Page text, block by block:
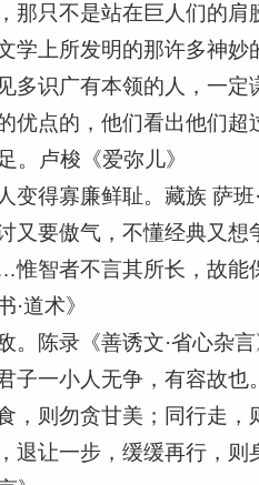
那只不是站在巨人们的肩
学上所发明的那许多神
多识广有本领的人，一定
优点的，他们看出他们
。卢梭《爱弥儿》
变得寡廉鲜耻。藏族 萨班
又要傲气，不懂经典又想
智者不言其所长，故能
道术》
。陈录《善诱文·省心杂言
子一小人无争，有容故也
，则勿贪甘美；同行走
退让一步，缓缓再行，